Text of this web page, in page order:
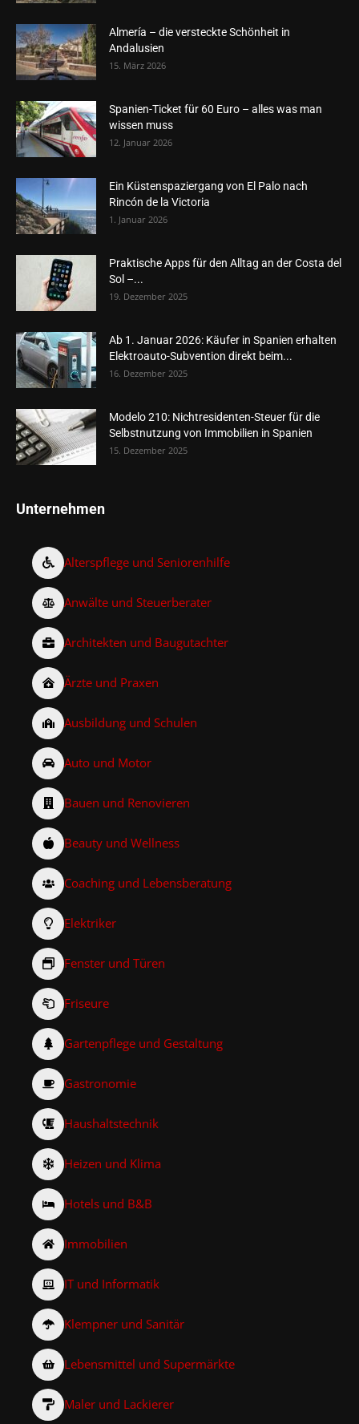
Almería – die versteckte Schönheit in
Andalusien
15. März 2026
Spanien-Ticket für 60 Euro – alles was man
wissen muss
12. Januar 2026
Ein Küstenspaziergang von El Palo nach
Rincón de la Victoria
1. Januar 2026
Praktische Apps für den Alltag an der Costa del
Sol –...
19. Dezember 2025
Ab 1. Januar 2026: Käufer in Spanien erhalten
Elektroauto-Subvention direkt beim...
16. Dezember 2025
Modelo 210: Nichtresidenten-Steuer für die
Selbstnutzung von Immobilien in Spanien
15. Dezember 2025
Unternehmen
Alterspflege und Seniorenhilfe
Anwälte und Steuerberater
Architekten und Baugutachter
Ärzte und Praxen
Ausbildung und Schulen
Auto und Motor
Bauen und Renovieren
Beauty und Wellness
Coaching und Lebensberatung
Elektriker
Fenster und Türen
Friseure
Gartenpflege und Gestaltung
Gastronomie
Haushaltstechnik
Heizen und Klima
Hotels und B&B
Immobilien
IT und Informatik
Klempner und Sanitär
Lebensmittel und Supermärkte
Maler und Lackierer